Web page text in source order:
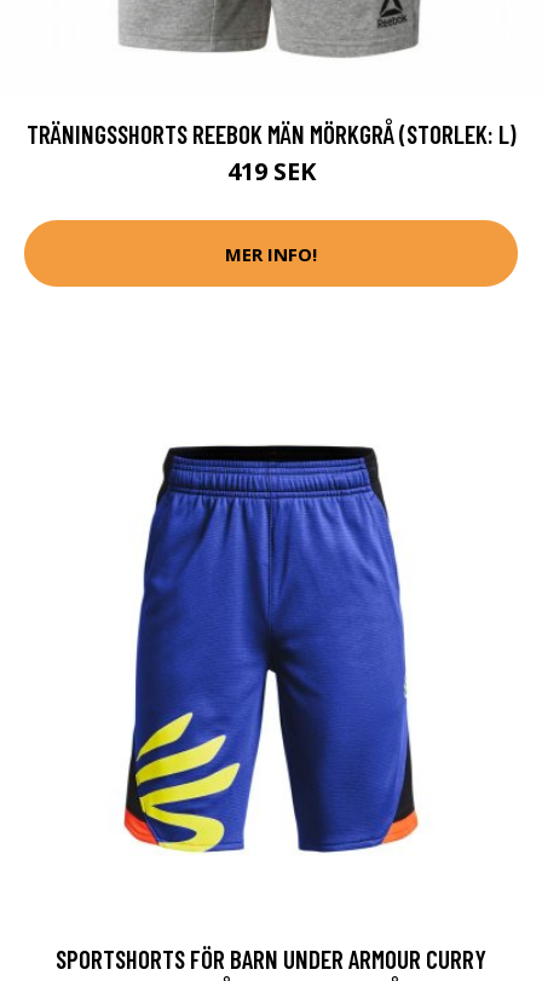
TRÄNINGSSHORTS REEBOK MÄN MÖRKGRÅ (STORLEK: L)
419 SEK
MER INFO!
SPORTSHORTS FÖR BARN UNDER ARMOUR CURRY